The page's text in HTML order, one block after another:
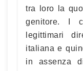
tra loro la
genitore. I
legittimari
italiana e
in assenza